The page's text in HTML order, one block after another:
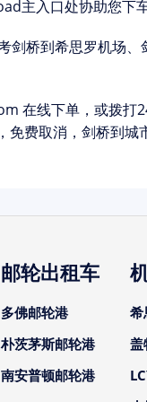
主入口处协助您下
剑桥到希思罗机场、
在线下单，或拨打
费取消，剑桥到城
邮轮出租车
多佛邮轮港
朴茨茅斯邮轮港
南安普顿邮轮港
希
盖